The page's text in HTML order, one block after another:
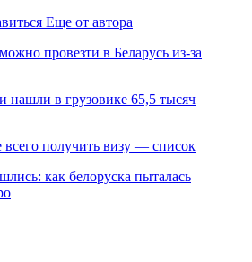
Еще от автора
провезти в Беларусь из-за
нашли в грузовике 65,5 тысяч
всего получить визу — список
как белоруска пыталась